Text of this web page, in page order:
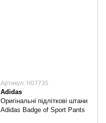
Артикул: H07735
Adidas
Оригінальні підліткові штани
Adidas Badge of Sport Pants